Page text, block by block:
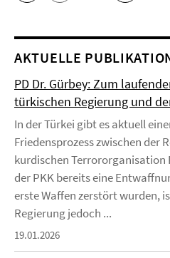
AKTUELLE
PD Dr. Gürbey: Zum
türkischen Regierung und
In der Türkei gibt es aktuell
Friedensprozess zwischen der
kurdischen Terrororganisation
der PKK bereits eine
erste Waffen zerstört wurden,
Regierung jedoch ...
19.01.2026